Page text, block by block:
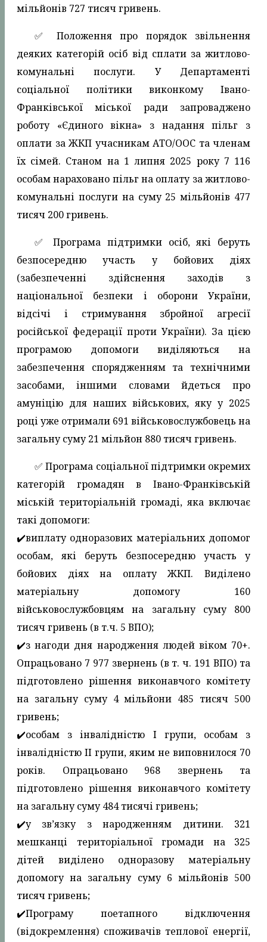
мільйонів 727 тисяч гривень.
✅️ Положення про порядок звільнення
деяких категорій осіб від сплати за житлово-
комунальні послуги. У Департаменті
соціальної політики виконкому Івано-
Франківської міської ради запроваджено
роботу «Єдиного вікна» з надання пільг з
оплати за ЖКП учасникам АТО/ООС та членам
їх сімей. Станом на 1 липня 2025 року 7 116
особам нараховано пільг на оплату за житлово-
комунальні послуги на суму 25 мільйонів 477
тисяч 200 гривень.
✅️ Програма підтримки осіб, які беруть
безпосередню участь у бойових діях
(забезпеченні здійснення заходів з
національної безпеки і оборони України,
відсічі і стримування збройної агресії
російської федерації проти України). За цією
програмою допомоги виділяються на
забезпечення спорядженням та технічними
засобами, іншими словами йдеться про
амуніцію для наших військових, яку у 2025
році уже отримали 691 військовослужбовець на
загальну суму 21 мільйон 880 тисяч гривень.
✅️ Програма соціальної підтримки окремих
категорій громадян в Івано-Франківській
міській територіальній громаді, яка включає
такі допомоги:
✔️виплату одноразових матеріальних допомог
особам, які беруть безпосередню участь у
бойових діях на оплату ЖКП. Виділено
матеріальну допомогу 160
військовослужбовцям на загальну суму 800
тисяч гривень (в т.ч. 5 ВПО);
✔️з нагоди дня народження людей віком 70+.
Опрацьовано 7 977 звернень (в т. ч. 191 ВПО) та
підготовлено рішення виконавчого комітету
на загальну суму 4 мільйони 485 тисяч 500
гривень;
✔️особам з інвалідністю І групи, особам з
інвалідністю ІІ групи, яким не виповнилося 70
років. Опрацьовано 968 звернень та
підготовлено рішення виконавчого комітету
на загальну суму 484 тисячі гривень;
✔️у зв’язку з народженням дитини. 321
мешканці територіальної громади на 325
дітей виділено одноразову матеріальну
допомогу на загальну суму 6 мільйонів 500
тисяч гривень;
✔️Програму поетапного відключення
(відокремлення) споживачів теплової енергії,